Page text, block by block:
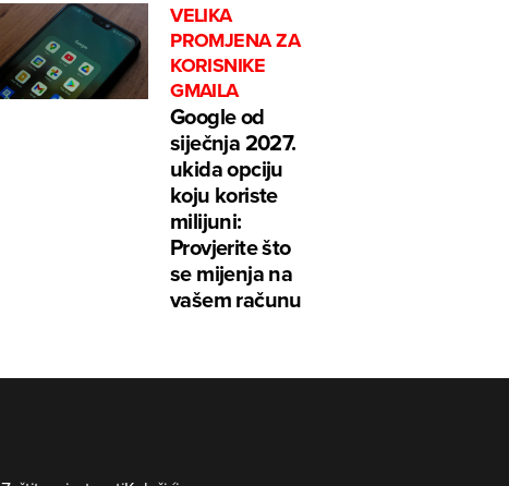
VELIKA
PROMJENA ZA
KORISNIKE
GMAILA
Google od
siječnja 2027.
ukida opciju
koju koriste
milijuni:
Provjerite što
se mijenja na
vašem računu